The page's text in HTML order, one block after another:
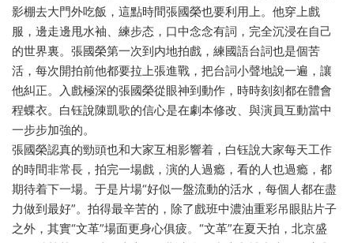
影棚去大門外吃飯，這點時間張國榮也要利用上。他穿上戲
服，邊走邊甩水袖、練步态，口中念念有詞，完全沉浸在自己
的世界裏。張國榮第一次到内地拍戲，練國語台詞也是個苦
活，每次開拍前他都要拉上張進戰，把台詞小聲地說一遍，讓
他糾正。入戲極深的張國榮從眼神到動作，時時刻刻都在體會
程蝶衣。白钰說陳凱歌的信心是在劇本修改、與演員互動當中
一步步加強的。
張國榮認真的勁頭也和大家互相影響着，白钰說大家每天工作
的時間非常長，拍完一場戲，演的人過瘾，看的人也過瘾，都
期待着下一場。于是片場“好似一盤流動的活水，每個人都在盡
力做到最好”。拍得最辛苦的，除了戲班中濃油重彩吊眼貼片子
之外，其實“文革”場面更身心俱疲。“文革”在夏天拍，北京盛